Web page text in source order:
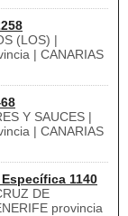
(LOS) |
| CANARIAS
Y SAUCES |
| CANARIAS
1140
DE
provincia